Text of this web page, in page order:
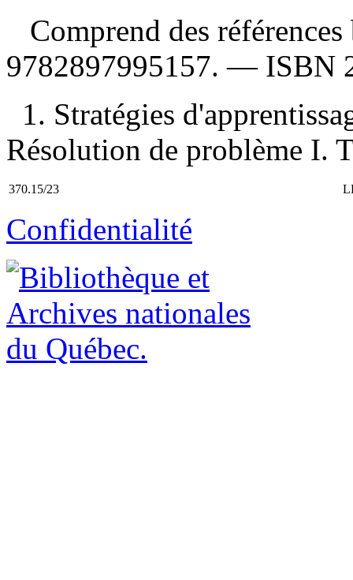
Comprend des
9782897995157. — ISBN
1. Stratégies
Résolution de problème I.
370.15/23
Confidentialité